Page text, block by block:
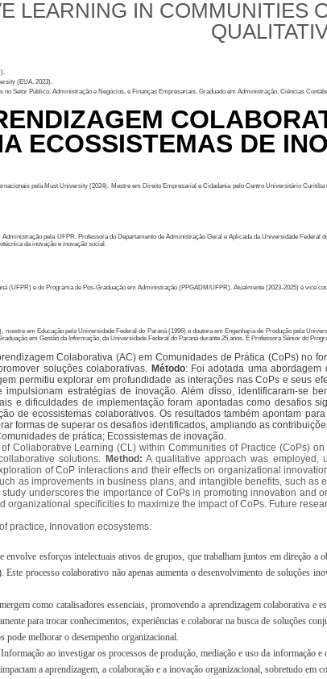
LEARNING IN COMMUNITIES
(EUA, 2023).
Setor Público, Administração e Negócios, e Finanças Empresariais. Graduado em Administração, Ciências
ECOSSISTEMAS DE
pela Must University (2024). Mestre em Direito Empresarial e Cidadania pelo Centro Universitário
pela UFPR. Professora do Departamento de Administração Geral e Aplicada da Universidade
da inovação e inovação social.
(UFPR) e do Programa de Pós-Graduação em Administração (PPGADM/UFPR). Atualmente (2023-2025) é vice
em Educação pela Universidade Federal do Paraná (1996) e doutora em Engenharia de Produção pela
em Gestão da Informação, da Universidade Federal do Paraná durante 25 anos. É Professora Sênior do
Colaborativa (AC) em Comunidades de Prática (CoPs) no
soluções colaborativas. Método: Foi adotada uma abordagem
permitiu explorar em profundidade as interações nas CoPs e seus
estratégias de inovação. Além disso, identificaram-
e dificuldades de implementação foram apontadas como desafios
de ecossistemas colaborativos. Os resultados também apontam
formas de superar os desafios identificados, ampliando as
de prática; Ecossistemas de inovação.
Collaborative Learning (CL) within Communities of Practice (CoPs)
solutions. Method: A qualitative approach was employed,
of CoP interactions and their effects on organizational
as improvements in business plans, and intangible benefits, such
study underscores the importance of CoPs in promoting innovation and
specificities to maximize the impact of CoPs. Future
practice, Innovation ecosystems.
esforços intelectuais ativos de grupos, que trabalham juntos em direção
processo colaborativo não apenas aumenta o desenvolvimento de soluções
como catalisadores essenciais, promovendo a aprendizagem
para trocar conhecimentos, experiências e colaborar na busca de soluções
pode melhorar o desempenho organizacional.
ao investigar os processos de produção, mediação e uso da
a aprendizagem, a colaboração e a inovação organizacional, sobretudo em